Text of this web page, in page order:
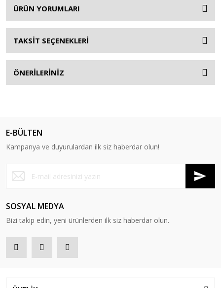
ÜRÜN YORUMLARI
TAKSİT SEÇENEKLERİ
ÖNERİLERİNİZ
E-BÜLTEN
Kampanya ve duyurulardan ilk siz haberdar olun!
SOSYAL MEDYA
Bizi takip edin, yeni ürünlerden ilk siz haberdar olun.